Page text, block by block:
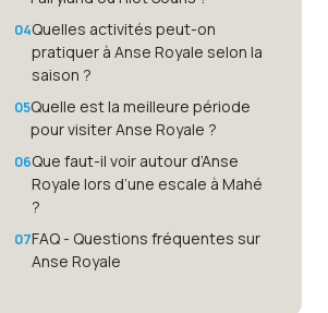
Quelles activités peut-on
pratiquer à Anse Royale selon la
saison ?
Quelle est la meilleure période
pour visiter Anse Royale ?
Que faut-il voir autour d’Anse
Royale lors d’une escale à Mahé
?
FAQ - Questions fréquentes sur
Anse Royale